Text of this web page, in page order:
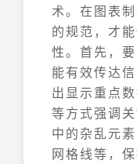
术。在图表
的规范，才
性。首先，
能有效传达
出显示重点
等方式强调
中的杂乱元
网格线等，